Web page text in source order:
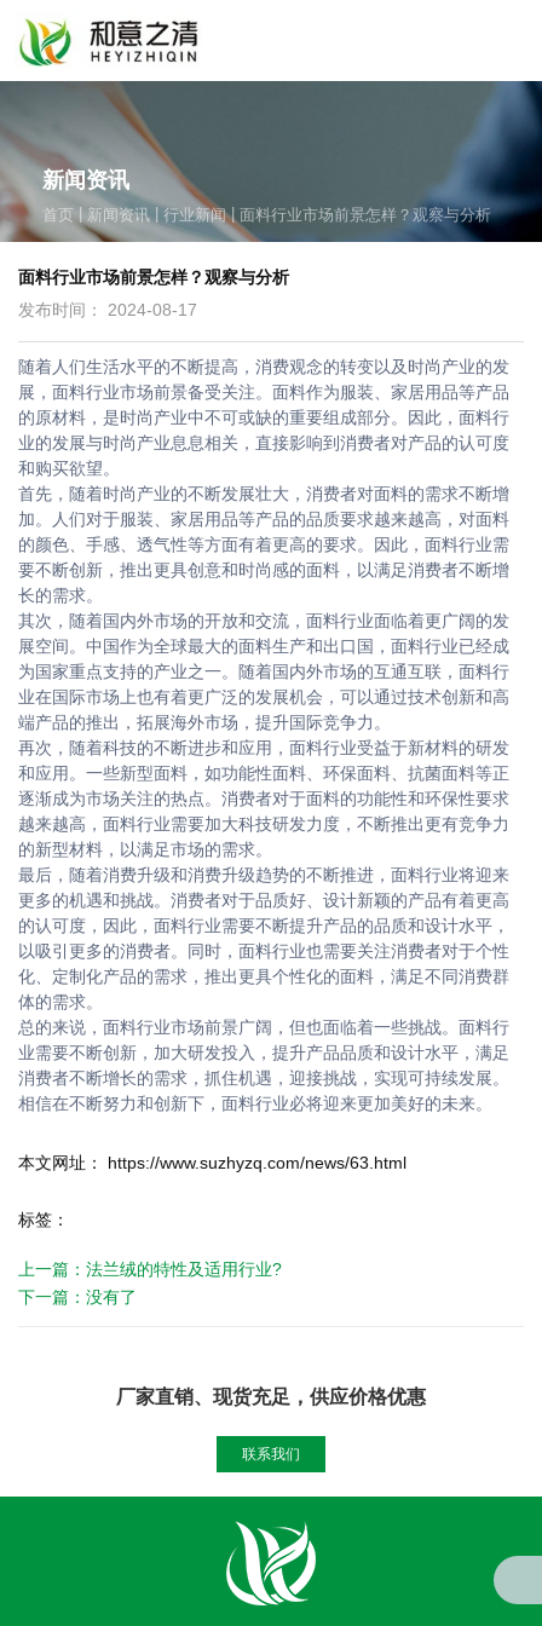
新闻资讯
首页 新闻资讯 行业新闻 | 面料行业市场前景怎样？观察与分析
面料行业市场前景怎样？观察与分析
发布时间： 2024-08-17
随着人们生活水平的不断提高，消费观念的转变以及时尚产业的发
展，面料行业市场前景备受关注。面料作为服装、家居用品等产品
的原材料，是时尚产业中不可或缺的重要组成部分。因此，面料行
业的发展与时尚产业息息相关，直接影响到消费者对产品的认可度
和购买欲望。
首先，随着时尚产业的不断发展壮大，消费者对面料的需求不断增
加。人们对于服装、家居用品等产品的品质要求越来越高，对面料
的颜色、手感、透气性等方面有着更高的要求。因此，面料行业需
要不断创新，推出更具创意和时尚感的面料，以满足消费者不断增
长的需求。
其次，随着国内外市场的开放和交流，面料行业面临着更广阔的发
展空间。中国作为全球最大的面料生产和出口国，面料行业已经成
为国家重点支持的产业之一。随着国内外市场的互通互联，面料行
业在国际市场上也有着更广泛的发展机会，可以通过技术创新和高
端产品的推出，拓展海外市场，提升国际竞争力。
再次，随着科技的不断进步和应用，面料行业受益于新材料的研发
和应用。一些新型面料，如功能性面料、环保面料、抗菌面料等正
逐渐成为市场关注的热点。消费者对于面料的功能性和环保性要求
越来越高，面料行业需要加大科技研发力度，不断推出更有竞争力
的新型材料，以满足市场的需求。
最后，随着消费升级和消费升级趋势的不断推进，面料行业将迎来
更多的机遇和挑战。消费者对于品质好、设计新颖的产品有着更高
的认可度，因此，面料行业需要不断提升产品的品质和设计水平，
以吸引更多的消费者。同时，面料行业也需要关注消费者对于个性
化、定制化产品的需求，推出更具个性化的面料，满足不同消费群
体的需求。
总的来说，面料行业市场前景广阔，但也面临着一些挑战。面料行
业需要不断创新，加大研发投入，提升产品品质和设计水平，满足
消费者不断增长的需求，抓住机遇，迎接挑战，实现可持续发展。
相信在不断努力和创新下，面料行业必将迎来更加美好的未来。
本文网址： https://www.suzhyzq.com/news/63.html
标签：
上一篇： 法兰绒的特性及适用行业?
下一篇： 没有了
厂家直销、现货充足，供应价格优惠
联系我们